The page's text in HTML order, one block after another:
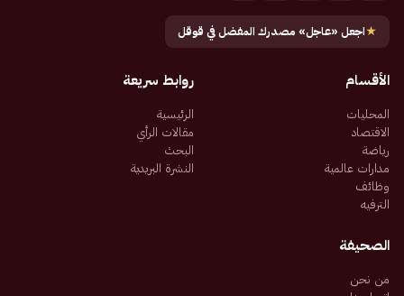
★اجعل «عاجل» مصدرك المفضل في قوقل
الأقسام
المحليات
الاقتصاد
رياضة
مدارات عالمية
وظائف
الترفيه
روابط سريعة
الرئيسية
مقالات الرأي
البحث
النشرة البريدية
الصحيفة
من نحن